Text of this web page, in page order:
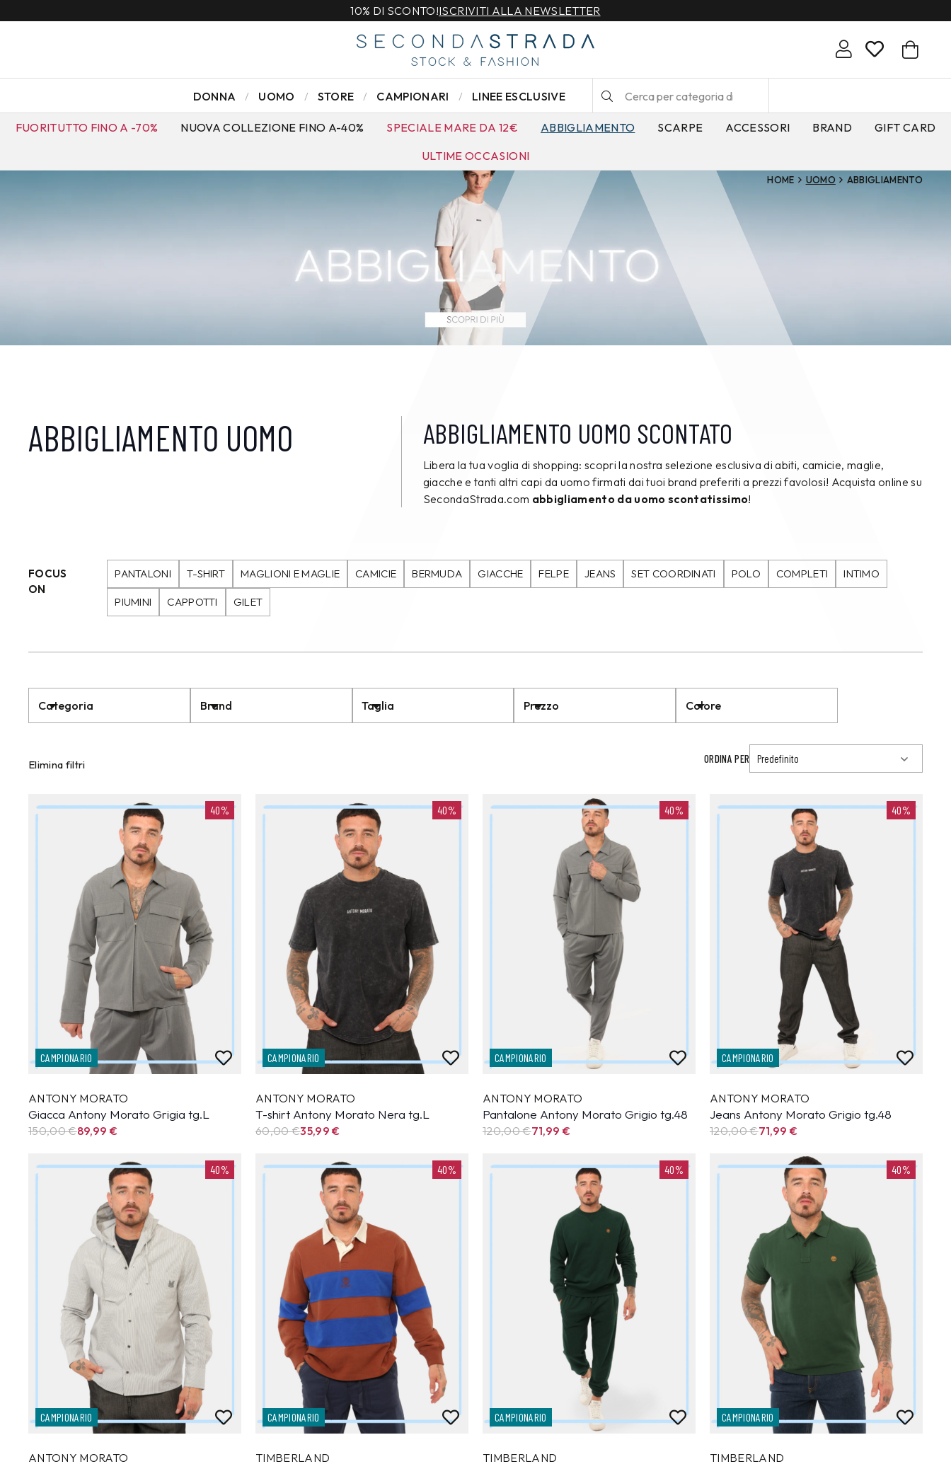
10% DI SCONTO!ISCRIVITI ALLA NEWSLETTER
DONNA UOMO
FUORITUTTO FINO A -70% NUOVA COLLEZIONE FINO A-40% SPECIALE MARE DA 12€ ABBIGLIAMENTO SCARPE ACCESSORI BRAND
GIFT CARD
ULTIME OCCASIONI
STORE CAMPIONARI LINEE ESCLUSIVE
HOME UOMO ABBIGLIAMENTO
ABBIGLIAMENTO UOMO ABBIGLIAMENTO UOMO SCONTATO
Libera la tua voglia di shopping: scopri la nostra selezione esclusiva di abiti, camicie, maglie,
giacche e tanti altri capi da uomo firmati dai tuoi brand preferiti a prezzi favolosi! Acquista online su
SecondaStrada.com abbigliamento da uomo scontatissimo!
FOCUS
ON
PANTALONI T-SHIRT MAGLIONI E MAGLIE CAMICIE BERMUDA GIACCHE FELPE JEANS SET COORDINATI POLO COMPLETI INTIMO
PIUMINI CAPPOTTI GILET
Categoria Brand Taglia Prezzo Colore
Elimina filtri ORDINA PER
40%
CAMPIONARIO
ANTONY MORATO
Giacca Antony Morato Grigia tg.L
150,00 €89,99 €
40%
CAMPIONARIO
ANTONY MORATO
T-shirt Antony Morato Nera tg.L
60,00 €35,99€
40%
CAMPIONARIO
ANTONY MORATO
Pantalone Antony Morato Grigio tg.48
120,00 €71,99 €
40%
CAMPIONARIO
ANTONY MORATO
Jeans Antony Morato Grigio tg.48
120,00 €71,99 €
40%
CAMPIONARIO
ANTONY MORATO
40%
CAMPIONARIO
TIMBERLAND
40%
CAMPIONARIO
TIMBERLAND
40%
CAMPIONARIO
TIMBERLAND